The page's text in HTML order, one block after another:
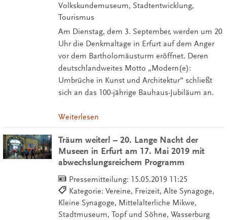
Volkskundemuseum, Stadtentwicklung,
Tourismus
Am Dienstag, dem 3. September, werden um 20
Uhr die Denkmaltage in Erfurt auf dem Anger
vor dem Bartholomäusturm eröffnet. Deren
deutschlandweites Motto „Modern(e):
Umbrüche in Kunst und Architektur“ schließt
sich an das 100-jährige Bauhaus-Jubiläum an.
Weiterlesen
Träum weiter! – 20. Lange Nacht der
Museen in Erfurt am 17. Mai 2019 mit
abwechslungsreichem Programm
Pressemitteilung: 15.05.2019 11:25
Kategorie: Vereine, Freizeit, Alte Synagoge,
Kleine Synagoge, Mittelalterliche Mikwe,
Stadtmuseum, Topf und Söhne, Wasserburg